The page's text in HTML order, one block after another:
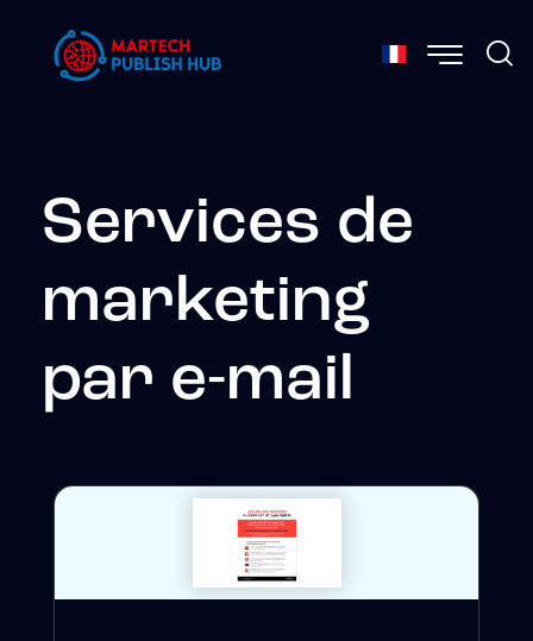
Services de
marketing
par e-mail